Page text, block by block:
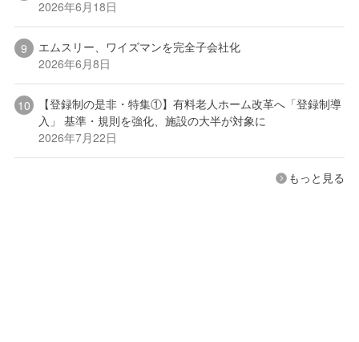
2026年6月18日
エムスリー、ワイズマンを完全子会社化
2026年6月8日
【登録制の是非・特集①】有料老人ホーム改革へ「登録制導
入」 基準・規則を強化、施設の大半が対象に
2026年7月22日
もっと見る